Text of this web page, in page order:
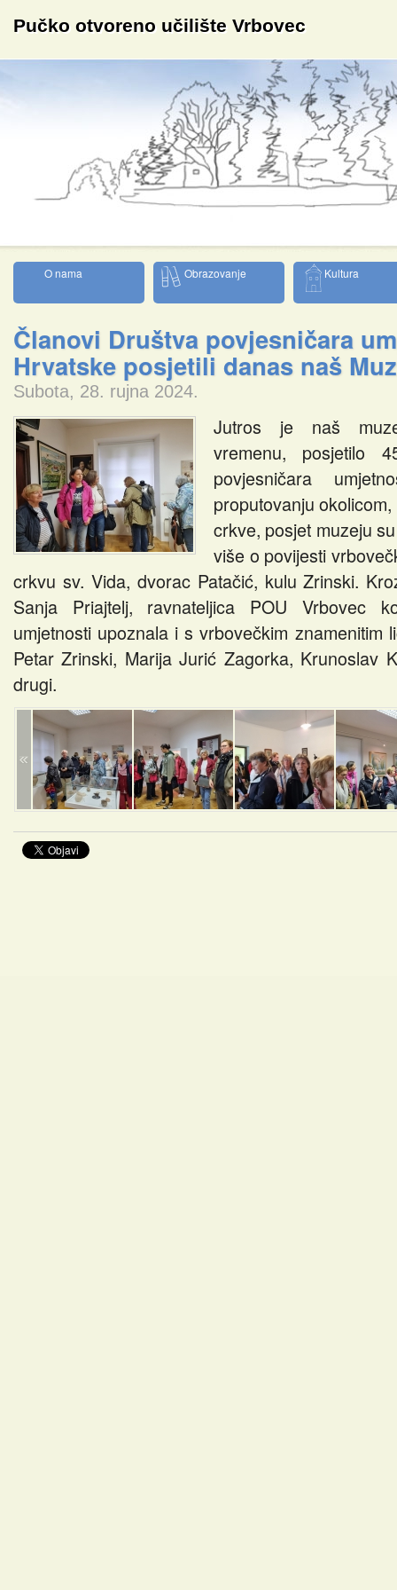
Pučko otvoreno učilište Vrbovec
O nama Obrazovanje Kultura
Članovi Društva povjesničara
Hrvatske posjetili danas naš
Subota, 28. rujna 2024.
Jutros je naš
vremenu, posjetilo
povjesničara
proputovanju
crkve, posjet muzeju
više o povijesti
crkvu sv. Vida, dvorac Patačić, kulu Zrinski.
Sanja Priajtelj, ravnateljica POU Vrbovec
umjetnosti upoznala i s vrbovečkim znamenitim
Petar Zrinski, Marija Jurić Zagorka, Krunoslav
drugi.